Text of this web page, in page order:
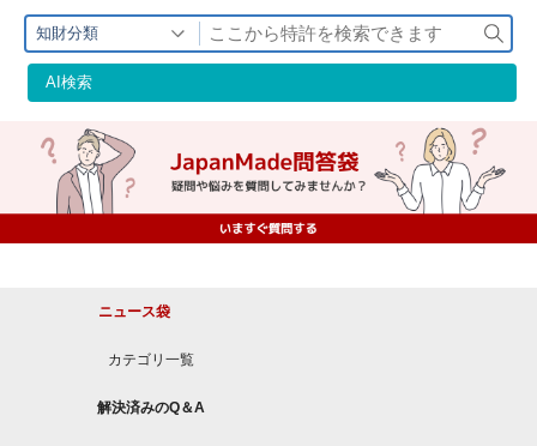
知財分類
検
索
AI検索
ニュース袋
カテゴリ一覧
解決済みのQ＆A